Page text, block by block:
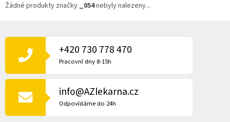
Žádné produkty značky _054nebyly nalezeny...
Á
T
+420 730 778 470
Pracovní dny 8-15h
info@AZlekarna.cz
Odpovídáme do 24h